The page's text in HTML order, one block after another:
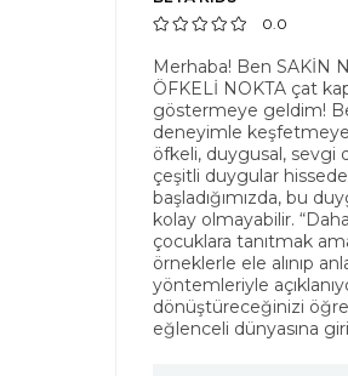
0.0
Merhaba! Ben SAKİN
ÖFKELİ NOKTA çat
göstermeye geldim!
deneyimle keşfetmeye
öfkeli, duygusal, sevgi
çeşitli duygular
başladığımızda, bu
kolay olmayabilir.
çocuklara tanıtmak
örneklerle ele alınıp
yöntemleriyle
dönüştüreceğinizi
eğlenceli dünyasına